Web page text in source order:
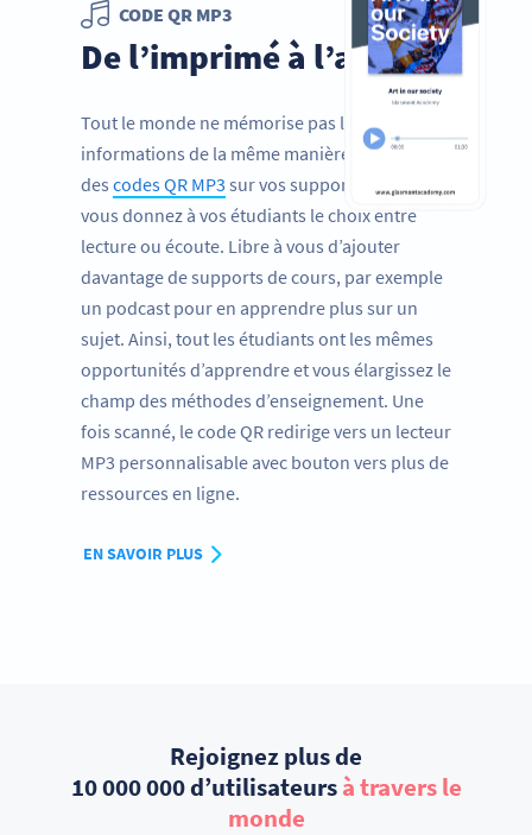
CODE QR MP3
De l’imprimé à l’audio
Tout le monde ne mémorise pas les
informations de la même manière. En ajoutant
des codes QR MP3 sur vos supports de cours,
vous donnez à vos étudiants le choix entre
lecture ou écoute. Libre à vous d’ajouter
davantage de supports de cours, par exemple
un podcast pour en apprendre plus sur un
sujet. Ainsi, tout les étudiants ont les mêmes
opportunités d’apprendre et vous élargissez le
champ des méthodes d’enseignement. Une
fois scanné, le code QR redirige vers un lecteur
MP3 personnalisable avec bouton vers plus de
ressources en ligne.
EN SAVOIR PLUS
Rejoignez plus de
10 000 000 d’utilisateursà travers le
monde